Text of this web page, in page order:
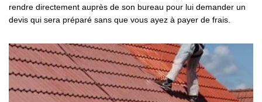
rendre directement auprès de son bureau pour lui demander un
devis qui sera préparé sans que vous ayez à payer de frais.